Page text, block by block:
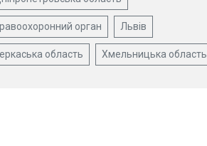
орган Львів
область Хмельницька область